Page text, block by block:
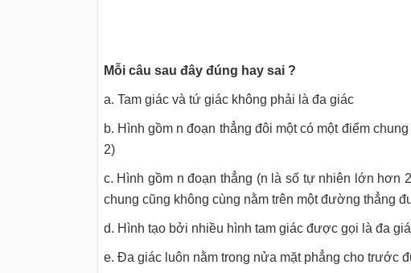
Mỗi câu sau đây đúng hay sai ?
a. Tam giác và tứ giác không phải là đa giác
b. Hình gồm n đoạn thẳng đôi một có một điểm
2)
c. Hình gồm n đoạn thẳng (n là số tự nhiên lớn hơn
chung cũng không cùng nằm trên một đường thẳng
d. Hình tạo bởi nhiều hình tam giác được gọi là đa
e. Đa giác luôn nằm trong nửa mặt phẳng cho trước